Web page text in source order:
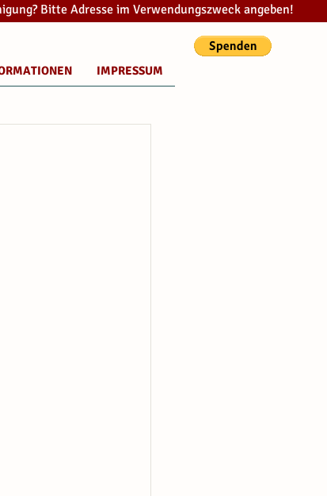
Bitte Adresse im Verwendungszweck angeben!
IMPRESSUM